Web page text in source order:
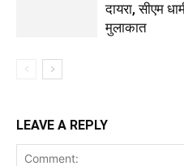
दायरा, सीएम
मुलाकात
LEAVE A REPLY